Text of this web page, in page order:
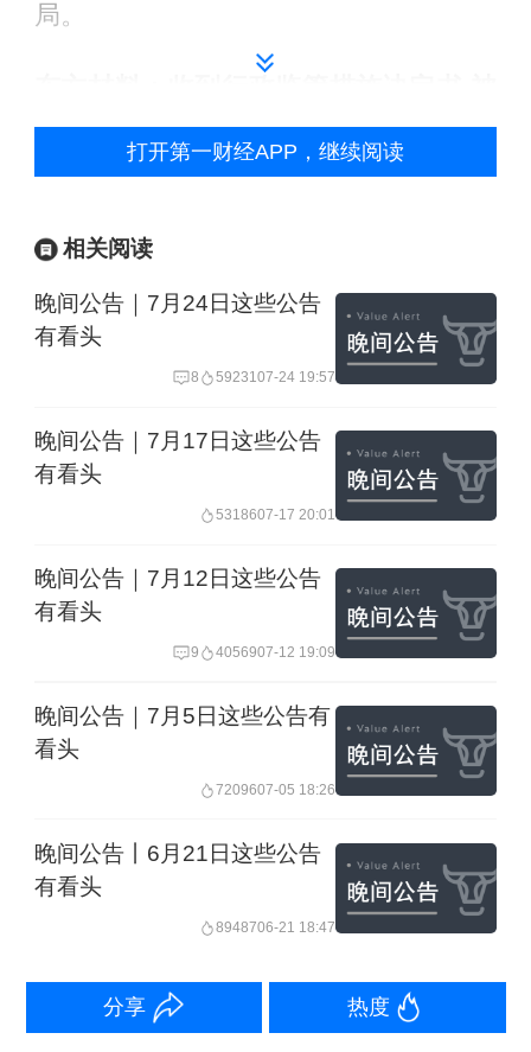
局。
责令整改
会安徽监管局的行政监管措施决定书，
指出公司存在会计基础工作不规范、内
部控制不完善等问题，被责令在30日内
完成整改并提交书面整改报告。公司表
示将严格按照要求进行整改，并不会对
日常生产经营活动产生影响。
中微半导公告，公司已于2025年9月23
日向香港联合交易所递交了发行H股股票
并在香港联合交易所主板挂牌上市的申
请，并于同日在香港联交所网站刊登了
本次发行的申请资料。
康泰生物：流感病毒裂解疫苗上市许可
申请获受理
康泰生物公告，公司研发的流感病毒裂
解疫苗上市许可申请近日获得国家药品
打开第一财经APP，继续阅读
相关阅读
晚间公告｜7月24日这些公告
有看头
8 5923107-24 19:57
晚间公告｜7月17日这些公告
有看头
5318607-17 20:01
晚间公告｜7月12日这些公告
有看头
9 4056907-12 19:09
晚间公告｜7月5日这些公告有
看头
7209607-05 18:26
晚间公告丨6月21日这些公告
有看头
8948706-21 18:47
分享 热度